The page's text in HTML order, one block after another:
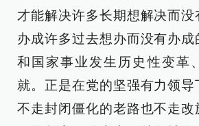
才能解决许多长期想解决而没
办成许多过去想办而没有办
和国家事业发生历史性变革
就。正是在党的坚强有力领
不走封闭僵化的老路也不走改